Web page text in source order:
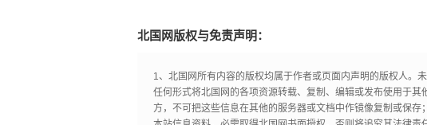
北国网版权与免责声明：
1、北国网所有内容的版权均属于作者或页面内声明的版权人。
任何形式将北国网的各项资源转载、复制、编辑或发布使用于
方，不可把这些信息在其他的服务器或文档中作镜像复制或保